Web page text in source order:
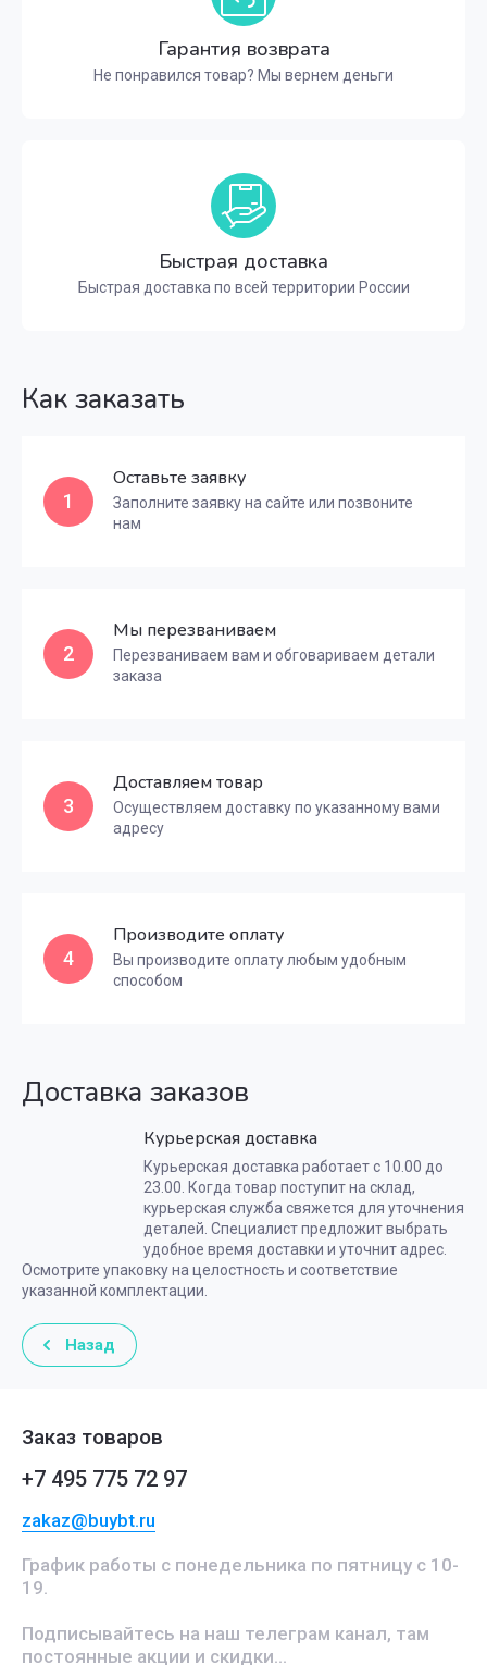
Гарантия возврата
Не понравился товар? Мы вернем деньги
Быстрая доставка
Быстрая доставка по всей территории России
Как заказать
1
Оставьте заявку
Заполните заявку на сайте или позвоните
нам
2
Мы перезваниваем
Перезваниваем вам и обговариваем детали
заказа
3
Доставляем товар
Осуществляем доставку по указанному вами
адресу
4
Производите оплату
Вы производите оплату любым удобным
способом
Доставка заказов
Курьерская доставка
Курьерская доставка работает с 10.00 до
23.00. Когда товар поступит на склад,
курьерская служба свяжется для уточнения
деталей. Специалист предложит выбрать
удобное время доставки и уточнит адрес.
Осмотрите упаковку на целостность и соответствие
указанной комплектации.
Назад
Заказ товаров
+7 495 775 72 97
zakaz@buybt.ru
График работы с понедельника по пятницу с 10-
19.
Подписывайтесь на наш телеграм канал, там
постоянные акции и скидки...